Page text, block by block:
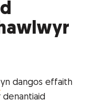
yn dangos effaith